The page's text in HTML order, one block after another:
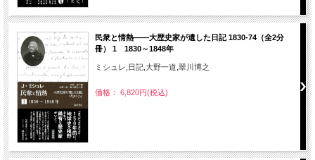
民衆と情熱――大歴史家が遺した日記 1830-74（全2分
冊） 1 1830～1848年
ミシュレ,日記,大野一道,翠川博之
価格： 6,820円(税込)